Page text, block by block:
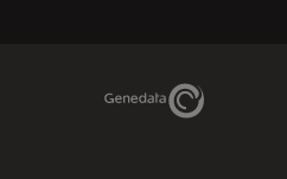
Genedata Link